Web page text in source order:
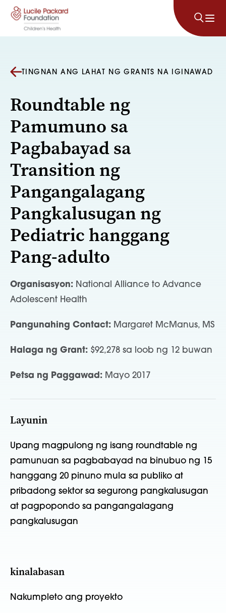
Lumaktaw sa nilalaman
TINGNAN ANG LAHAT NG GRANTS NA IGINAWAD
Roundtable ng
Pamumuno sa
Pagbabayad sa
Transition ng
Pangangalagang
Pangkalusugan ng
Pediatric hanggang
Pang-adulto
Organisasyon: National Alliance to Advance
Adolescent Health
Pangunahing Contact: Margaret McManus, MS
Halaga ng Grant: $92,278 sa loob ng 12 buwan
Petsa ng Paggawad: Mayo 2017
Layunin
Upang magpulong ng isang roundtable ng
pamunuan sa pagbabayad na binubuo ng 15
hanggang 20 pinuno mula sa publiko at
pribadong sektor sa segurong pangkalusugan
at pagpopondo sa pangangalagang
pangkalusugan
kinalabasan
Nakumpleto ang proyekto